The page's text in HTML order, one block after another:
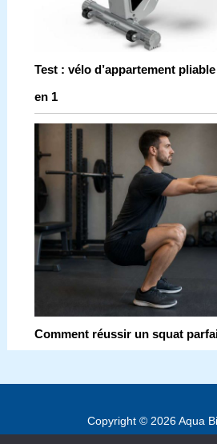
Test : vélo d’appartement
en 1
Comment réussir un squat
Copyright © 2026 Aqua